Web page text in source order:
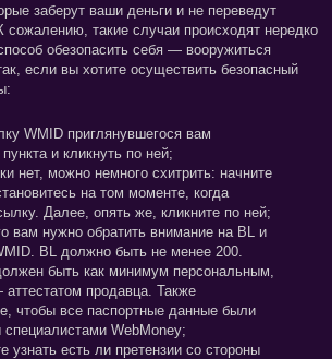
заберут ваши деньги и не переведут
сожалению, такие случаи происходят нередко
обезопасить себя — вооружиться
если вы хотите осуществить безопасный
WMID приглянувшегося вам
и кликнуть по ней;
нет, можно немного схитрить: начните
на том моменте, когда
Далее, опять же, кликните по ней;
вам нужно обратить внимание на BL и
BL должно быть не менее 200.
быть как минимум персональным,
продавца. Также
чтобы все паспортные данные были
специалистами WebMoney;
узнать есть ли претензии со стороны